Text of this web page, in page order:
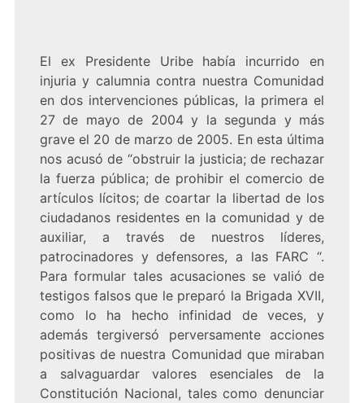
El ex Presidente Uribe había incurrido en
injuria y calumnia contra nuestra Comunidad
en dos intervenciones públicas, la primera el
27 de mayo de 2004 y la segunda y más
grave el 20 de marzo de 2005. En esta última
nos acusó de “obstruir la justicia; de rechazar
la fuerza pública; de prohibir el comercio de
artículos lícitos; de coartar la libertad de los
ciudadanos residentes en la comunidad y de
auxiliar, a través de nuestros líderes,
patrocinadores y defensores, a las FARC “.
Para formular tales acusaciones se valió de
testigos falsos que le preparó la Brigada XVII,
como lo ha hecho infinidad de veces, y
además tergiversó perversamente acciones
positivas de nuestra Comunidad que miraban
a salvaguardar valores esenciales de la
Constitución Nacional, tales como denunciar